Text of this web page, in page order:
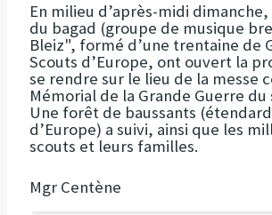
En milieu d’après-midi
du bagad (groupe de musique
Bleiz", formé d’une trentaine de
Scouts d’Europe, ont ouvert la
se rendre sur le lieu de la messe
Mémorial de la Grande Guerre du
Une forêt de baussants
d’Europe) a suivi, ainsi que les
scouts et leurs familles.
Mgr Centène